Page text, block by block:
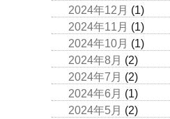
2024年12月 (1)
2024年11月 (1)
2024年10月 (1)
2024年8月 (2)
2024年7月 (2)
2024年6月 (1)
2024年5月 (2)